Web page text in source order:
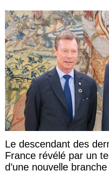
Le descendant des
France révélé par un
d’une nouvelle